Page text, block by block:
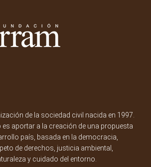
de la sociedad civil nacida en 1997.
aportar a la creación de una propuesta
país, basada en la democracia,
de derechos, justicia ambiental,
y cuidado del entorno.